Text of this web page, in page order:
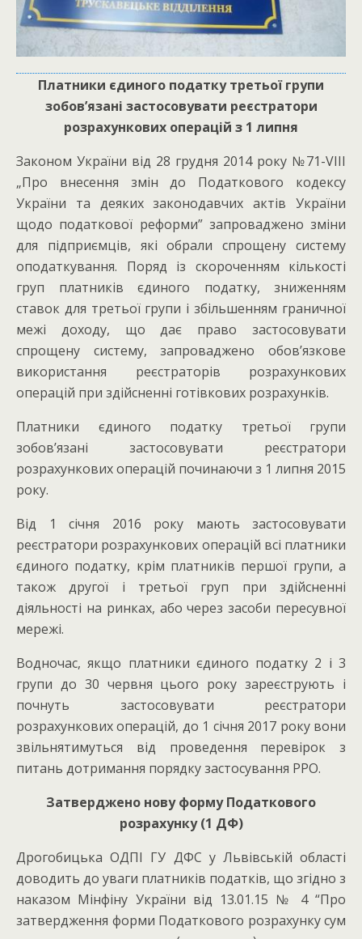
Платники єдиного податку третьої групи
зобов’язані застосовувати реєстратори
розрахункових операцій з 1 липня
Законом України від 28 грудня 2014 року №71-VIII
„Про внесення змін до Податкового кодексу
України та деяких законодавчих актів України
щодо податкової реформи” запроваджено зміни
для підприємців, які обрали спрощену систему
оподаткування. Поряд із скороченням кількості
груп платників єдиного податку, зниженням
ставок для третьої групи і збільшенням граничної
межі доходу, що дає право застосовувати
спрощену систему, запроваджено обов’язкове
використання реєстраторів розрахункових
операцій при здійсненні готівкових розрахунків.
Платники єдиного податку третьої групи
зобов’язані застосовувати реєстратори
розрахункових операцій починаючи з 1 липня 2015
року.
Від 1 січня 2016 року мають застосовувати
реєстратори розрахункових операцій всі платники
єдиного податку, крім платників першої групи, а
також другої і третьої груп при здійсненні
діяльності на ринках, або через засоби пересувної
мережі.
Водночас, якщо платники єдиного податку 2 і 3
групи до 30 червня цього року зареєструють і
почнуть застосовувати реєстратори
розрахункових операцій, до 1 січня 2017 року вони
звільнятимуться від проведення перевірок з
питань дотримання порядку застосування РРО.
Затверджено нову форму Податкового
розрахунку (1 ДФ)
Дрогобицька ОДПІ ГУ ДФС у Львівській області
доводить до уваги платників податків, що згідно з
наказом Мінфіну України від 13.01.15 № 4 “Про
затвердження форми Податкового розрахунку сум